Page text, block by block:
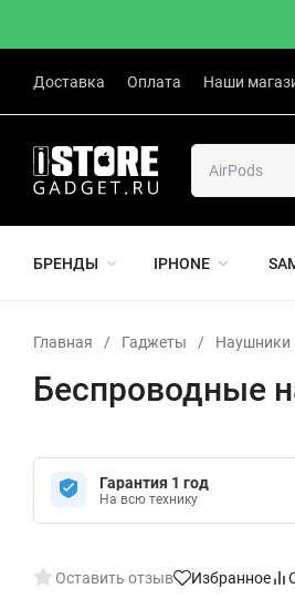
Доставка Оплата Наши
БРЕНДЫ IPHONE
Главная / Гаджеты / Наушники
Беспроводные
Гарантия 1 год
На всю технику
Оставить отзыв Избранное